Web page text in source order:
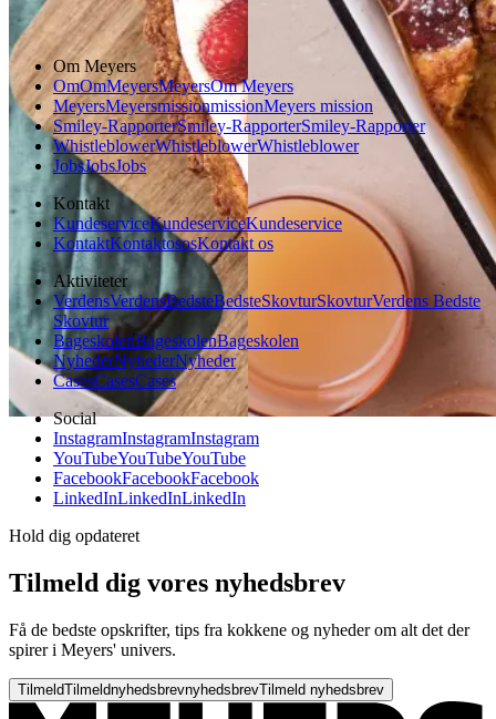
Glutenfri
Om Meyers
OmOmMeyersMeyersOm Meyers
MeyersMeyersmissionmissionMeyers mission
Smiley-RapporterSmiley-RapporterSmiley-Rapporter
WhistleblowerWhistleblowerWhistleblower
JobsJobsJobs
Kontakt
KundeserviceKundeserviceKundeservice
KontaktKontaktososKontakt os
Aktiviteter
VerdensVerdensBedsteBedsteSkovturSkovturVerdens Bedste
Skovtur
BageskolenBageskolenBageskolen
NyhederNyhederNyheder
CasesCasesCases
Social
InstagramInstagramInstagram
YouTubeYouTubeYouTube
FacebookFacebookFacebook
LinkedInLinkedInLinkedIn
Hold dig opdateret
Tilmeld dig vores nyhedsbrev
Få de bedste opskrifter, tips fra kokkene og nyheder om alt det der
spirer i Meyers' univers.
TilmeldTilmeldnyhedsbrevnyhedsbrevTilmeld nyhedsbrev